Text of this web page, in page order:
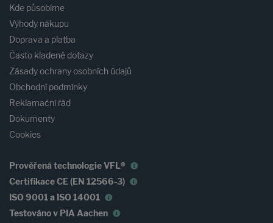
Kde působíme
Výhody nákupu
Doprava a platba
Často kladené dotazy
Zásady ochrany osobních údajů
Obchodní podmínky
Reklamační řád
Dokumenty
Cookies
Prověřená technologie VFL®
Certifikace CE (EN 12566-3)
ISO 9001 a ISO 14001
Testováno v PIA Aachen